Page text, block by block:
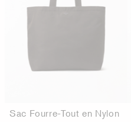
Sac Fourre-Tout en Nylon